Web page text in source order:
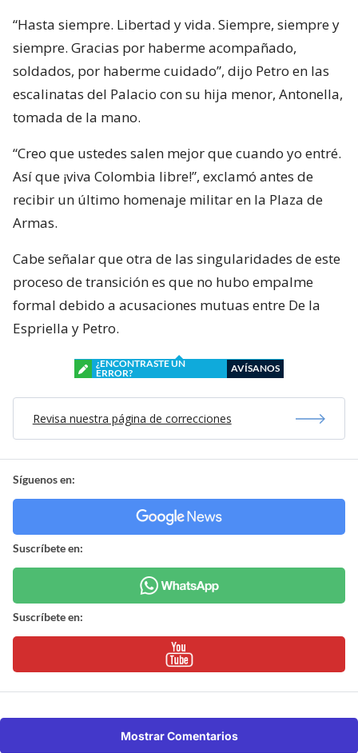
“Hasta siempre. Libertad y vida. Siempre, siempre y
siempre. Gracias por haberme acompañado,
soldados, por haberme cuidado”, dijo Petro en las
escalinatas del Palacio con su hija menor, Antonella,
tomada de la mano.
“Creo que ustedes salen mejor que cuando yo entré.
Así que ¡viva Colombia libre!”, exclamó antes de
recibir un último homenaje militar en la Plaza de
Armas.
Cabe señalar que otra de las singularidades de este
proceso de transición es que no hubo empalme
formal debido a acusaciones mutuas entre De la
Espriella y Petro.
¿ENCONTRASTE UN
ERROR?
AVÍSANOS
Revisa nuestra página de correcciones
Síguenos en:
Suscríbete en:
Suscríbete en:
Mostrar Comentarios